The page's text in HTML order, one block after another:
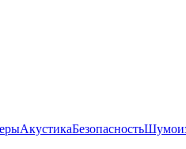
АкустикаБезопасность